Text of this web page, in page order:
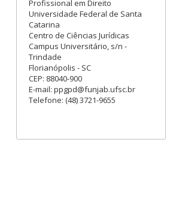
Profissional em Direito
Universidade Federal de Santa
Catarina
Centro de Ciências Jurídicas
Campus Universitário, s/n -
Trindade
Florianópolis - SC
CEP: 88040-900
E-mail: ppgpd@funjab.ufsc.br
Telefone: (48) 3721-9655